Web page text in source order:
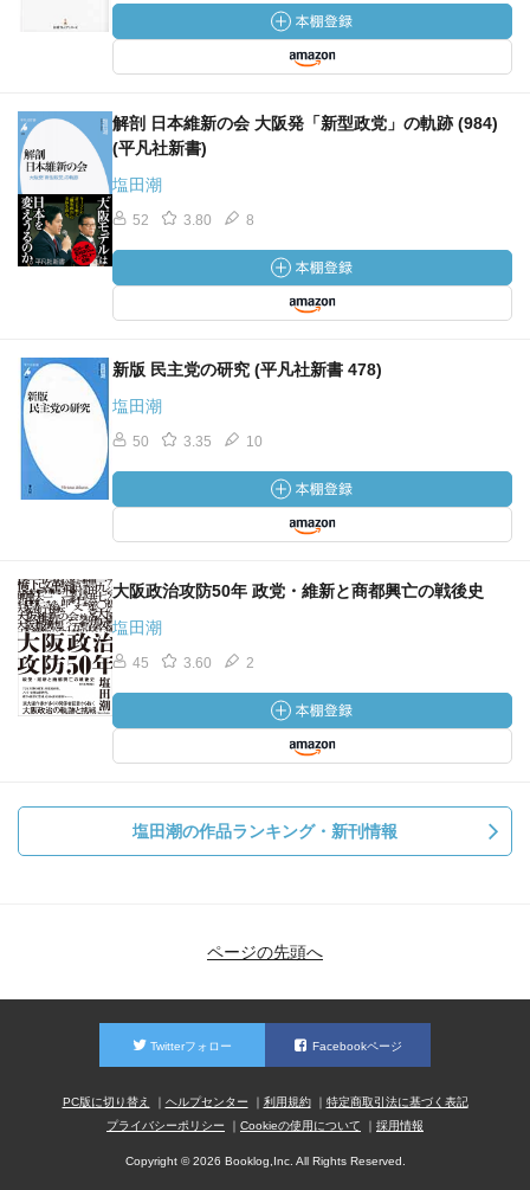
解剖 日本維新の会 大阪発「新型政党」の軌跡 (984)
(平凡社新書)
塩田潮
52 3.80 8
新版 民主党の研究 (平凡社新書 478)
塩田潮
50 3.35 10
大阪政治攻防50年 政党・維新と商都興亡の戦後史
塩田潮
45 3.60 2
塩田潮の作品ランキング・新刊情報
ページの先頭へ
Twitterフォロー Facebookページ
PC版に切り替え ヘルプセンター 利用規約
特定商取引法に基づく表記
プライバシーポリシー
Cookieの使用について 採用情報
Copyright © 2026 Booklog,Inc. All Rights Reserved.